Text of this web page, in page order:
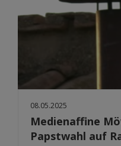
08.05.2025
Medienaffine
Papstwahl auf